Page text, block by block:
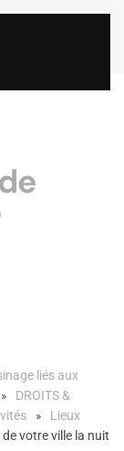
liés aux
DROITS &
Lieux
de votre ville la nuit